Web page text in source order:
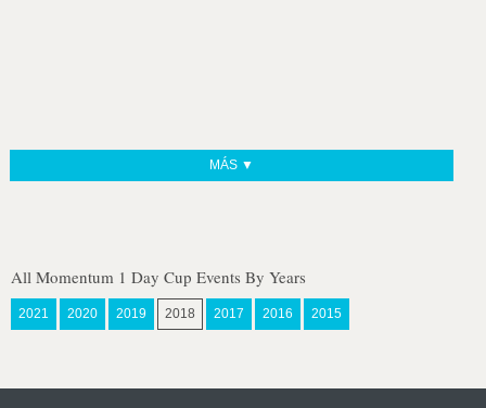
MÁS ▼
All Momentum 1 Day Cup Events By Years
2021 2020 2019 2018 2017 2016 2015